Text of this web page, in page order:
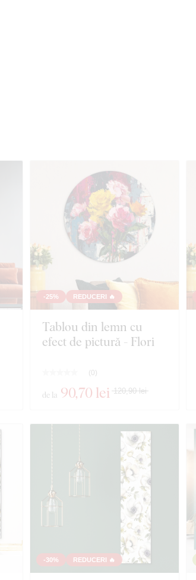
-25% REDUCERI 🔥
Tablou din lemn cu
efect de pictură - Flori
( 0)
de la 90,70 lei 120,90 lei
-30% REDUCERI 🔥